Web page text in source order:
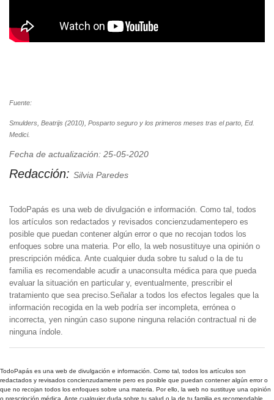
Fuente:
Smulders, Beatrijs (2010), Posparto seguro y los primeros meses tras el parto, Ed.
Medici.
Fecha de actualización: 25-05-2020
Redacción: Silvia Paredes
TodoPapás es una web de divulgación e información. Como tal, todos
los artículos son redactados y revisados concienzudamentepero es
posible que puedan contener algún error o que no recojan todos los
enfoques sobre una materia. Por ello, la web nosustituye una opinión o
prescripción médica. Ante cualquier duda sobre tu salud o la de tu
familia es recomendable acudir a unaconsulta médica para que pueda
evaluar la situación en particular y, eventualmente, prescribir el
tratamiento que sea preciso.Señalar a todos los efectos legales que la
información recogida en la web podría ser incompleta, errónea o
incorrecta, yen ningún caso supone ninguna relación contractual ni de
ninguna índole.
TodoPapás es una web de divulgación e información. Como tal, todos los artículos son
redactados y revisados concienzudamente pero es posible que puedan contener algún error o
que no recojan todos los enfoques sobre una materia. Por ello, la web no sustituye una opinión
o prescripción médica. Ante cualquier duda sobre tu salud o la de tu familia es recomendable